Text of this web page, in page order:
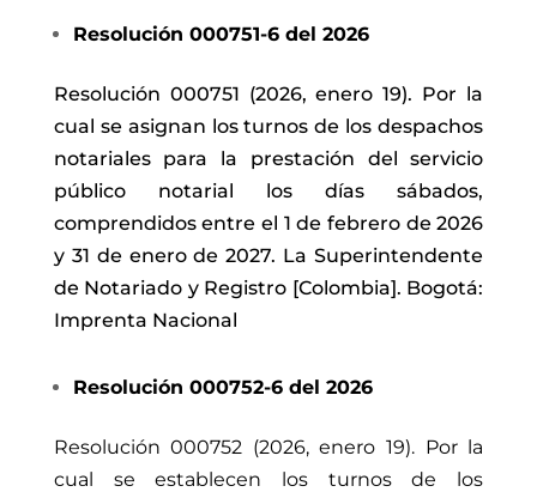
Resolución 000751-6 del 2026
Resolución 000751 (2026, enero 19). Por la
cual se asignan los turnos de los despachos
notariales para la prestación del servicio
público notarial los días sábados,
comprendidos entre el 1 de febrero de 2026
y 31 de enero de 2027. La Superintendente
de Notariado y Registro [Colombia]. Bogotá:
Imprenta Nacional
Resolución 000752-6 del 2026
Resolución 000752 (2026, enero 19). Por la
cual se establecen los turnos de los